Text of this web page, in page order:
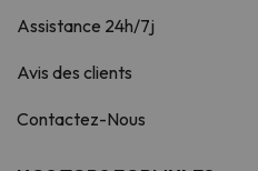
Assistance 24h/7j
Avis des clients
Contactez-Nous